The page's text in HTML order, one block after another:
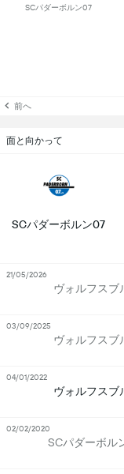
SCパダーボルン07
前へ
面と向かって
SCパダーボルン07
ヴォルフスブ
21/05/2026
ヴォルフスブ
03/09/2025
ヴォルフスブ
04/01/2022
SCパダーボル
02/02/2020